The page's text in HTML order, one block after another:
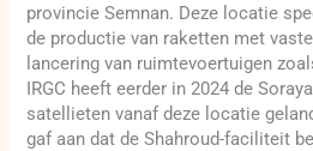
provincie Semnan. Deze locatie
de productie van raketten met
lancering van ruimtevoertuigen
IRGC heeft eerder in 2024 de
satellieten vanaf deze locatie
gaf aan dat de Shahroud-faciliteit